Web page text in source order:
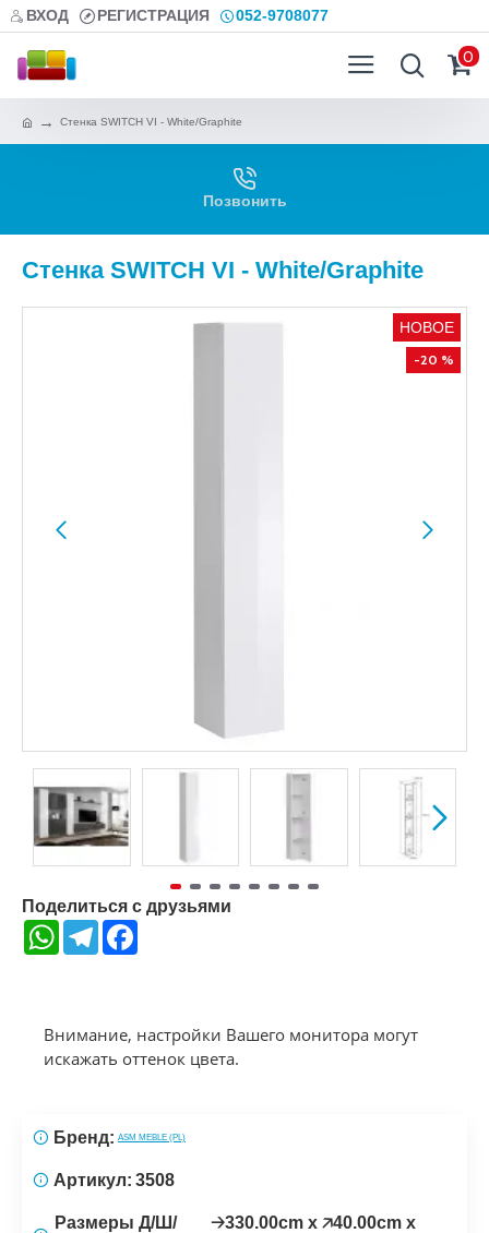
ВХОД РЕГИСТРАЦИЯ 052-9708077
0
Стенка SWITCH VI - White/Graphite
Позвонить
Стенка SWITCH VI - White/Graphite
НОВОЕ
-20 %
Поделиться с друзьями
WhatsAppTelegram
Внимание, настройки Вашего монитора могут
искажать оттенок цвета.
Бренд: ASM MEBLE (PL)
Артикул: 3508
Размеры Д/Ш/
🡢330.00cm x 🡥40.00cm x